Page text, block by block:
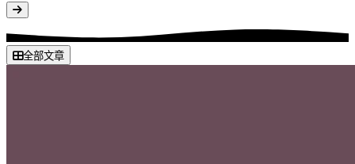
全部文章